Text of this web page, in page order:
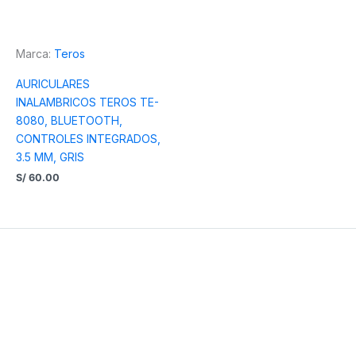
Marca: Teros
AURICULARES
INALAMBRICOS TEROS TE-
8080, BLUETOOTH,
CONTROLES INTEGRADOS,
3.5 MM, GRIS
S/ 60.00